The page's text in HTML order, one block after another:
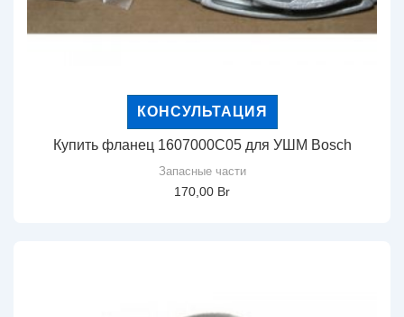
КОНСУЛЬТАЦИЯ
Купить фланец 1607000C05 для УШМ Bosch
Запасные части
170,00 Br